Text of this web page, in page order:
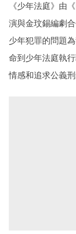
《少年法庭》由
演與金玟錫編劇
少年犯罪的問題
命到少年法庭執
情感和追求公義